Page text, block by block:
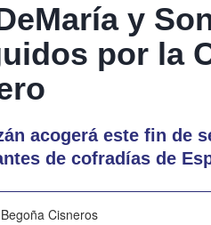
y
por la
acogerá este fin de
de cofradías de
Begoña Cisneros